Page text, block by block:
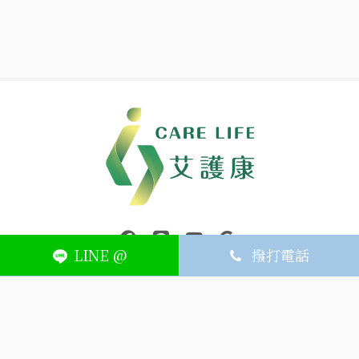
LINE @ 撥打電話
中壢醫療器材｜醫療器材補助｜出院醫療器材｜平鎮醫療器材｜艾
連結到facebook(另開視窗)
連結到Line(另開視窗)
連結到Youtube(另開視窗)
ABOUT